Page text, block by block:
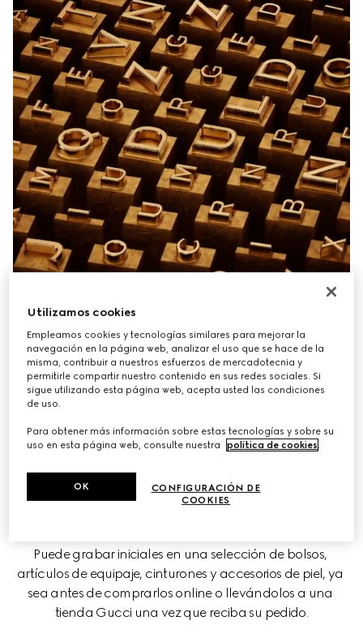
Tanto si desea quedárselo como regalarlo, puede dar un
toque extra a los artículos Gucci añadiendo un detalle
especial.
Puede grabar iniciales en una selección de bolsos,
artículos de equipaje, cinturones y accesorios de piel, ya
sea antes de comprarlos online o llevándolos a una
tienda Gucci una vez que reciba su pedido.
Utilizamos cookies
Empleamos cookies y tecnologías similares para mejorar la
navegación en la página web, analizar el uso que se hace de la
misma, contribuir a nuestros esfuerzos de mercadotecnia y
permitirle compartir nuestro contenido en sus redes sociales. Si
sigue utilizando esta página web, acepta usted las condiciones
de uso.
Para obtener más información sobre estas tecnologías y sobre su
uso en esta página web, consulte nuestra
política de cookies
CONFIGURACIÓN DE
COOKIES
OK